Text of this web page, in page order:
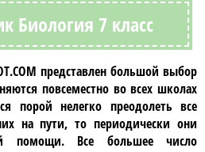
Биология 7 класс
представлен большой выбор
повсеместно во всех школах
порой нелегко преодолеть все
на пути, то периодически они
помощи. Все большее число